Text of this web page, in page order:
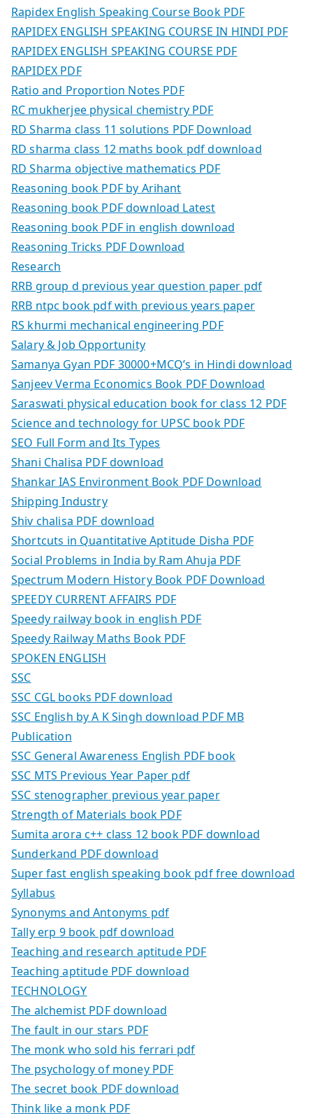
Rapidex English Speaking Course Book PDF
RAPIDEX ENGLISH SPEAKING COURSE IN HINDI PDF
RAPIDEX ENGLISH SPEAKING COURSE PDF
RAPIDEX PDF
Ratio and Proportion Notes PDF
RC mukherjee physical chemistry PDF
RD Sharma class 11 solutions PDF Download
RD sharma class 12 maths book pdf download
RD Sharma objective mathematics PDF
Reasoning book PDF by Arihant
Reasoning book PDF download Latest
Reasoning book PDF in english download
Reasoning Tricks PDF Download
Research
RRB group d previous year question paper pdf
RRB ntpc book pdf with previous years paper
RS khurmi mechanical engineering PDF
Salary & Job Opportunity
Samanya Gyan PDF 30000+MCQ’s in Hindi download
Sanjeev Verma Economics Book PDF Download
Saraswati physical education book for class 12 PDF
Science and technology for UPSC book PDF
SEO Full Form and Its Types
Shani Chalisa PDF download
Shankar IAS Environment Book PDF Download
Shipping Industry
Shiv chalisa PDF download
Shortcuts in Quantitative Aptitude Disha PDF
Social Problems in India by Ram Ahuja PDF
Spectrum Modern History Book PDF Download
SPEEDY CURRENT AFFAIRS PDF
Speedy railway book in english PDF
Speedy Railway Maths Book PDF
SPOKEN ENGLISH
SSC
SSC CGL books PDF download
SSC English by A K Singh download PDF MB
Publication
SSC General Awareness English PDF book
SSC MTS Previous Year Paper pdf
SSC stenographer previous year paper
Strength of Materials book PDF
Sumita arora c++ class 12 book PDF download
Sunderkand PDF download
Super fast english speaking book pdf free download
Syllabus
Synonyms and Antonyms pdf
Tally erp 9 book pdf download
Teaching and research aptitude PDF
Teaching aptitude PDF download
TECHNOLOGY
The alchemist PDF download
The fault in our stars PDF
The monk who sold his ferrari pdf
The psychology of money PDF
The secret book PDF download
Think like a monk PDF